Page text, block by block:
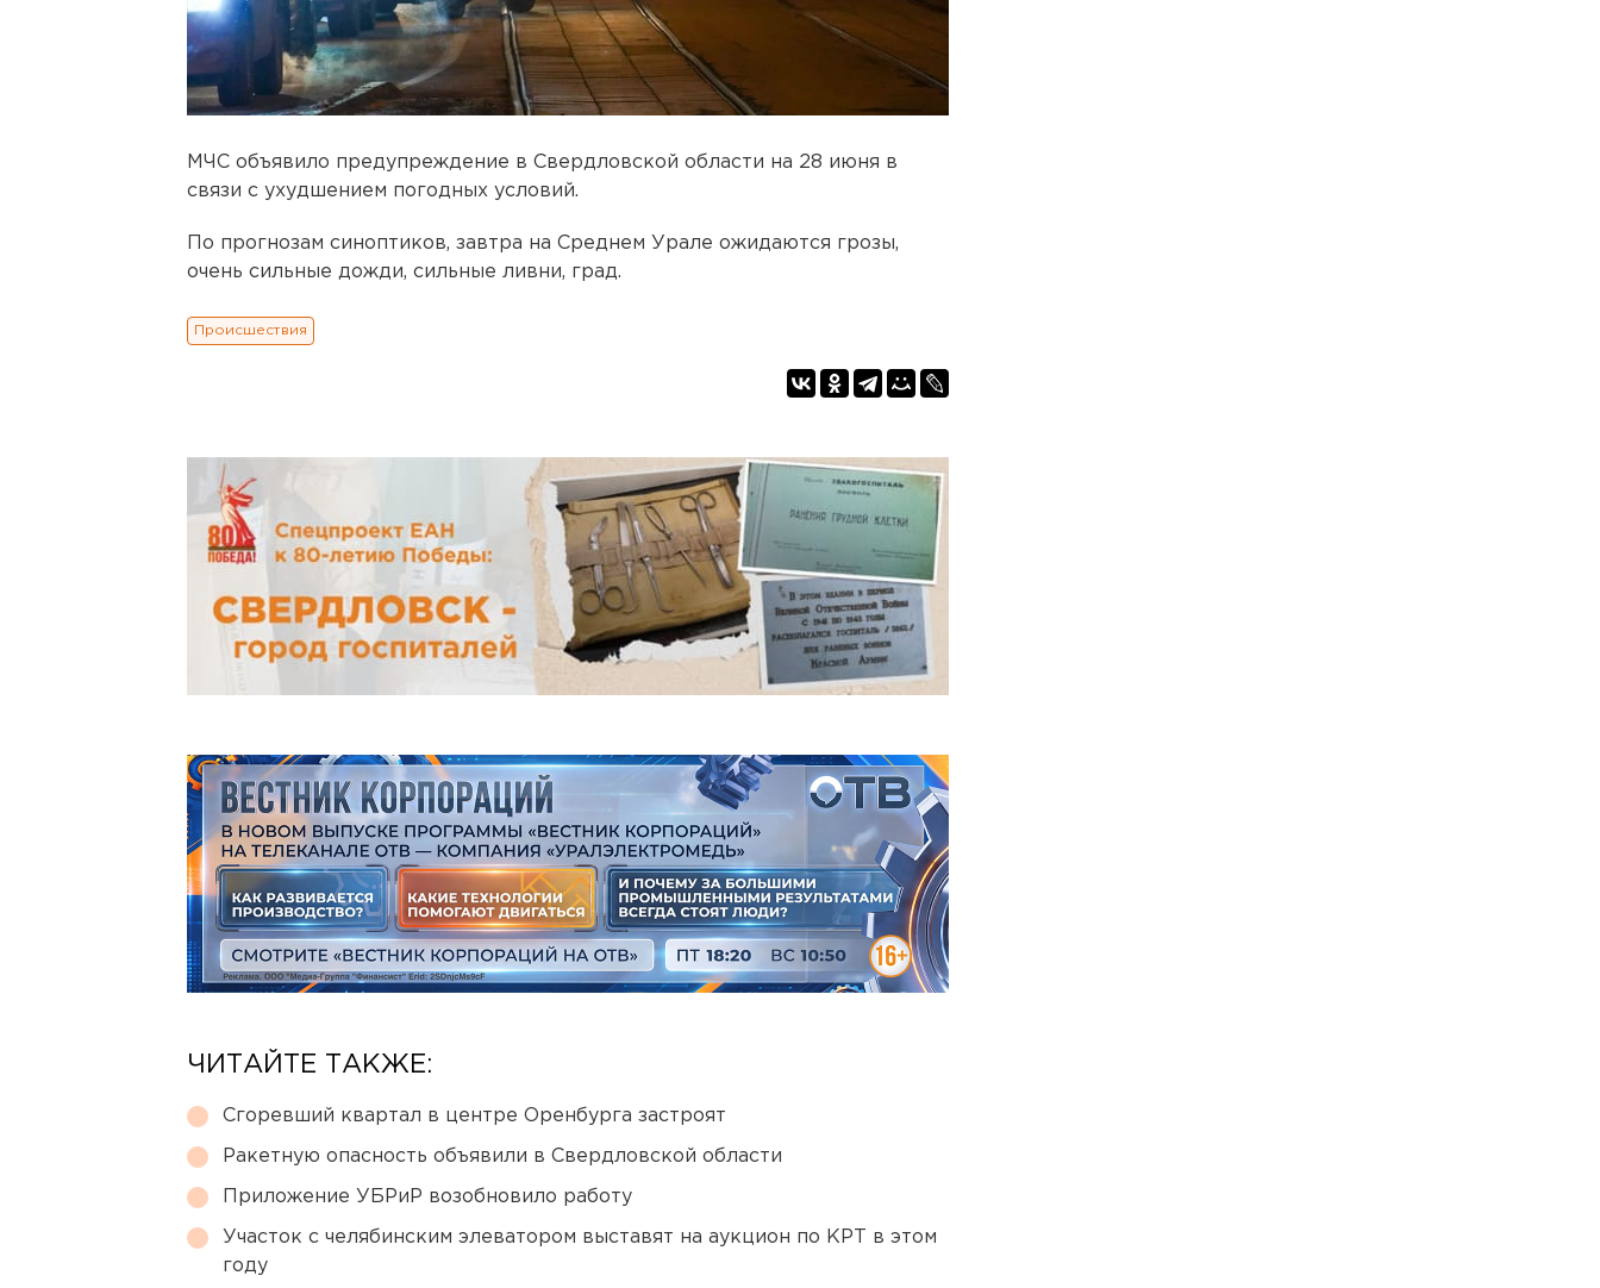
МЧС объявило предупреждение в Свердловской области на 28 июня в
связи с ухудшением погодных условий.
По прогнозам синоптиков, завтра на Среднем Урале ожидаются грозы,
очень сильные дожди, сильные ливни, град.
Происшествия
ЧИТАЙТЕ ТАКЖЕ:
Сгоревший квартал в центре Оренбурга застроят
Ракетную опасность объявили в Свердловской области
Приложение УБРиР возобновило работу
Участок с челябинским элеватором выставят на аукцион по КРТ в этом
году